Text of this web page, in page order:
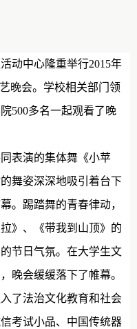
动中心隆重举行2015年
晚会。学校相关部门领
500多名一起观看了晚
表演的集体舞《小苹
舞姿深深地吸引着台下
。踢踏舞的青春律动，
》、《带我到山顶》的
节日气氛。在大学生文
晚会缓缓落下了帷幕。
了法治文化教育和社会
考试小品、中国传统器